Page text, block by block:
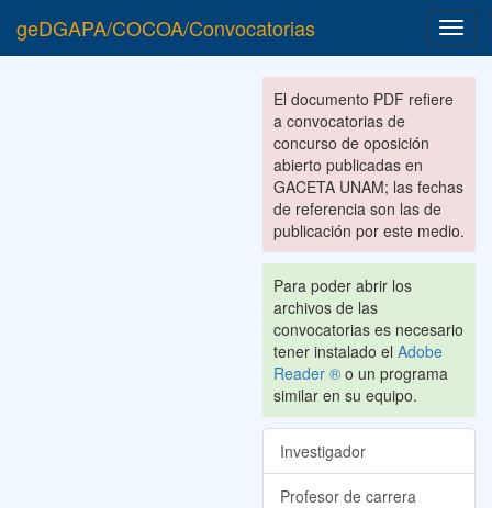
geDGAPA/COCOA/Convocatorias
El documento PDF refiere
a convocatorias de
concurso de oposición
abierto publicadas en
GACETA UNAM; las fechas
de referencia son las de
publicación por este medio.
Para poder abrir los
archivos de las
convocatorias es necesario
tener instalado el Adobe
Reader ® o un programa
similar en su equipo.
Investigador
Profesor de carrera